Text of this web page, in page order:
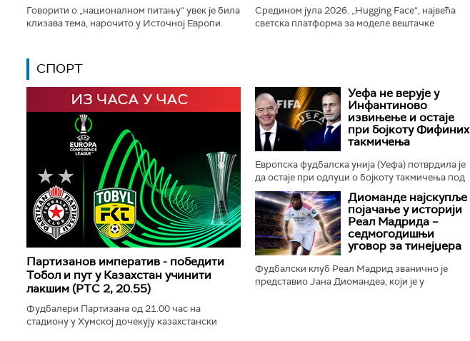
Говорити о „националном питању“ увек је била
клизава тема, нарочито у Источној Европи.
Средином јула 2026. „Hugging Face“, највећа
светска платформа за моделе вештачке
СПОРТ
Партизанов императив - победити
Тобол и пут у Казахстан учинити
лакшим (РТС 2, 20.55)
Фудбалери Партизана од 21.00 час на
стадиону у Хумској дочекују казахстански
Уефа не верује у
Инфантиново
извињење и остаје
при бојкоту Фифиних
такмичења
Европска фудбалска унија (Уефа) потврдила је
да остаје при одлуци о бојкоту такмичења под
окриљем Фифе, упркос томе што је
председник светске куће фудбала...
Диоманде најскупље
појачање у историји
Реал Мадрида –
седмогодишњи
уговор за тинејџера
Фудбалски клуб Реал Мадрид званично је
представио Јана Диомандеа, који је у